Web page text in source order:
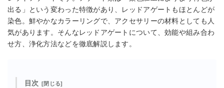
出る」という変わった特徴があり、レッドアゲートもほとんどが
染色。鮮やかなカラーリングで、アクセサリーの材料としても人
気があります。そんなレッドアゲートについて、効能や組み合わ
せ方、浄化方法などを徹底解説します。
目次